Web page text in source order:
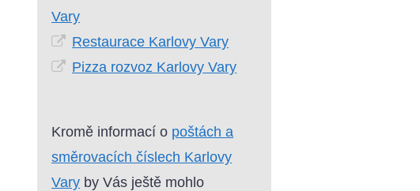
Vary
Restaurace Karlovy Vary
Pizza rozvoz Karlovy Vary
Kromě informací o poštách a
směrovacích číslech Karlovy
Vary by Vás ještě mohlo